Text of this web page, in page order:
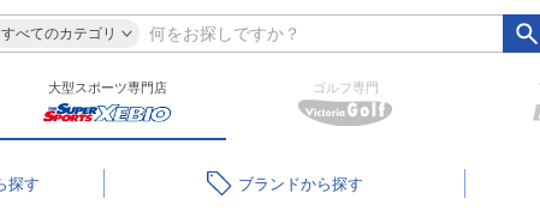
すべてのカテゴリ
大型スポーツ専門店 ゴルフ専門
ブランド